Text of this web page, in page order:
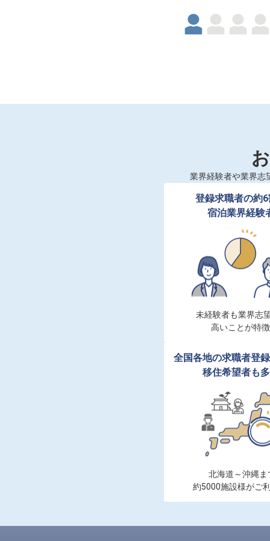
業界経験者や業界志
登録求職者の約
宿泊業界経験
未経験者も業界志
高いことが特徴
全国各地の求職者登
移住希望者も
北海道～沖縄ま
約5000施設様がご